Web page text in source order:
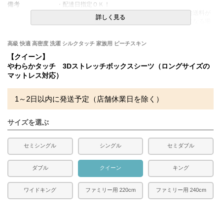
備考
・配達日指定ＯＫ！
※北海道・沖縄・離島等一部地域へのお届けは別途送料が
発生する場合がございます。また発送予定も変更になる場
が、閲覧環境により誤差がでる場合がございますのでご了
詳しく見る
高級 快適 高密度 洗濯 シルクタッチ 家族用 ピーチスキン
【クイーン】
やわらかタッチ 3Dストレッチボックスシーツ（ロングサイズの
マットレス対応）
1～2日以内に発送予定（店舗休業日を除く）
サイズを選ぶ
セミシングル シングル セミダブル
ダブル クイーン キング
ワイドキング ファミリー用 220cm ファミリー用 240cm